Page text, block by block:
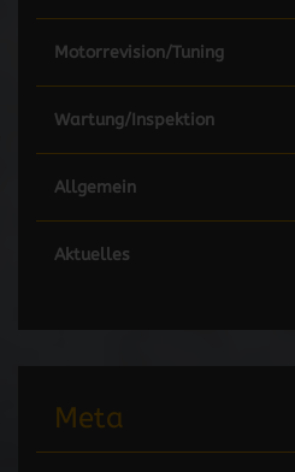
Motorrevision/Tuning
Wartung/Inspektion
Allgemein
Aktuelles
Meta